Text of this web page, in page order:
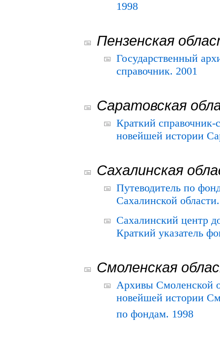
1998
Пензенская
Государственный
справочник. 2001
Саратовская
Краткий
новейшей истории
Сахалинская
Путеводитель по
Сахалинской
Сахалинский центр
Краткий указатель
Смоленская
Архивы Смоленской
новейшей истории
по фондам. 1998